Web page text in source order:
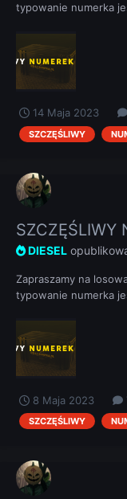
typowanie numerka
14 Maja 2023
SZCZĘŚLIWY
SZCZĘŚLIWY
DIESEL
Zapraszamy na
typowanie numerka
8 Maja 2023
SZCZĘŚLIWY